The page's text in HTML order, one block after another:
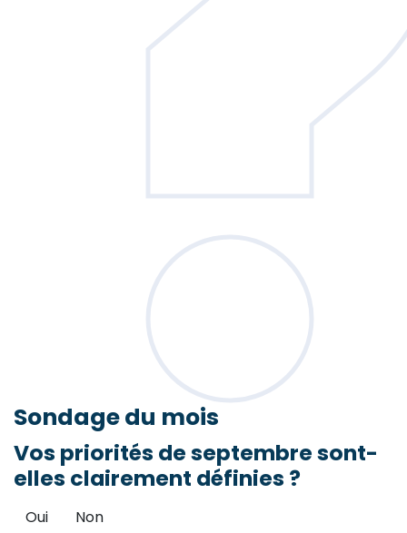
Sondagedu mois
Vos priorités de septembre sont-
elles clairement définies ?
Oui Non